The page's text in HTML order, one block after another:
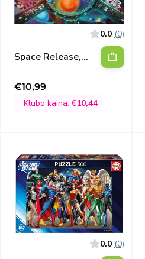
0.0 (0)
Space Release,
Išpardavimo
kaina
€10,99
Klubo kaina:€10,44
0.0 (0)